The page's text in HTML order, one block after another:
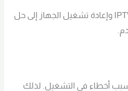
في بعض الأحيان، يؤدي إغلاق تطبيق IPTV وإعادة تشغيل الجهاز إلى حل
أخطاء في التشغيل. لذلك